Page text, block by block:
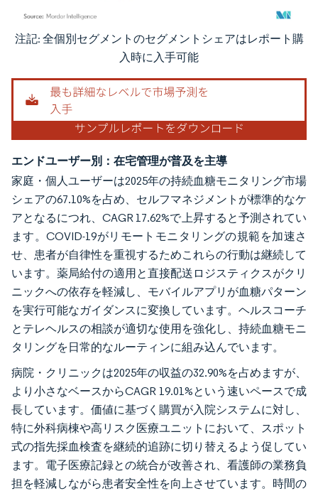
画像 © Mordor Intelligence。再利用にはCC BY 4.0の表示が必要です。
注記: 全個別セグメントのセグメントシェアはレポート購
入時に入手可能
エンドユーザー別：在宅管理が普及を主導
家庭・個人ユーザーは2025年の持続血糖モニタリング市場
シェアの67.10%を占め、セルフマネジメントが標準的なケ
アとなるにつれ、CAGR 17.62%で上昇すると予測されてい
ます。COVID-19がリモートモニタリングの規範を加速さ
せ、患者が自律性を重視するためこれらの行動は継続して
います。薬局給付の適用と直接配送ロジスティクスがクリ
ニックへの依存を軽減し、モバイルアプリが血糖パターン
を実行可能なガイダンスに変換しています。ヘルスコーチ
とテレヘルスの相談が適切な使用を強化し、持続血糖モニ
タリングを日常的なルーティンに組み込んでいます。
病院・クリニックは2025年の収益の32.90%を占めますが、
より小さなベースからCAGR 19.01%という速いペースで成
長しています。価値に基づく購買が入院システムに対し、
特に外科病棟や高リスク医療ユニットにおいて、スポット
式の指先採血検査を継続的追跡に切り替えるよう促してい
ます。電子医療記録との統合が改善され、看護師の業務負
担を軽減しながら患者安全性を向上させています。時間の